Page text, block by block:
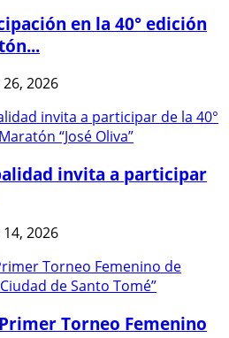
en la 40° edición
26, 2026
invita a participar
14, 2026
Torneo Femenino